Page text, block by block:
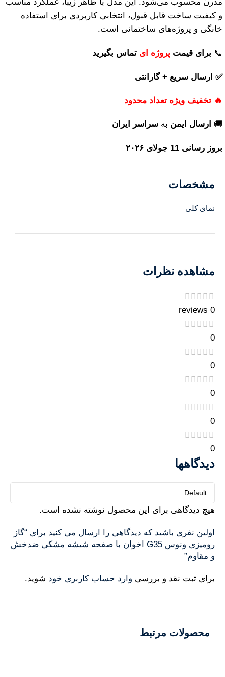
و کیفیت ساخت قابل قبول، انتخابی کاربردی برای استفاده
خانگی و پروژه‌های ساختمانی است.
📞 برای قیمت پروژه ای تماس بگیرید
✅ ارسال سریع + گارانتی
🔥 تخفیف ویژه تعداد محدود
🚚 ارسال ایمن به سراسر ایران
بروز رسانی 11 جولای ۲۰۲۶
مشخصات
نمای کلی
مشاهده نظرات
0 reviews
0
0
0
0
0
دیدگاهها
هیچ دیدگاهی برای این محصول نوشته نشده است.
اولین نفری باشید که دیدگاهی را ارسال می کنید برای “گاز
رومیزی ونوس G35 اخوان با صفحه شیشه مشکی ضدخش
و مقاوم”
برای ثبت نقد و بررسی وارد حساب کاربری خود شوید.
محصولات مرتبط